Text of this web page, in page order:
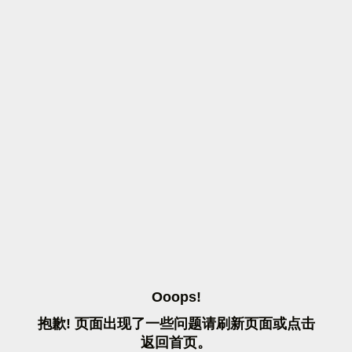
OOOPS!
抱歉! 页面出现了一些问题请刷 新页面或点击
返 回首页。